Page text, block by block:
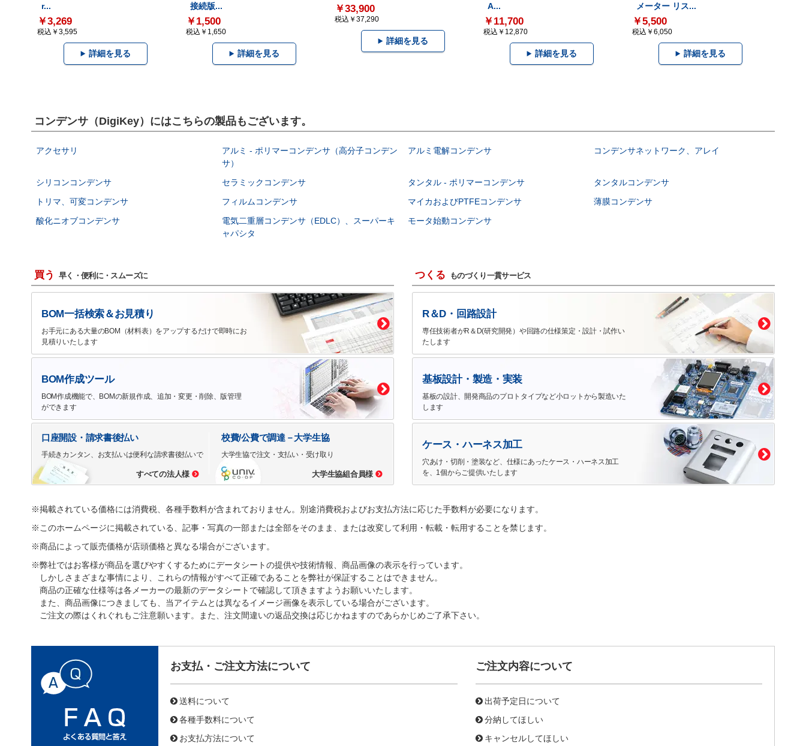
r...
￥3,269
税込￥3,595
詳細を見る
接続版...
￥1,500
税込￥1,650
詳細を見る
￥33,900
税込￥37,290
詳細を見る
A...
￥11,700
税込￥12,870
詳細を見る
メーター リス...
￥5,500
税込￥6,050
詳細を見る
コンデンサ（DigiKey）にはこちらの製品もございます。
アクセサリ
アルミ - ポリマーコンデンサ（高分子コンデン
サ）
アルミ電解コンデンサ コンデンサネットワーク、アレイ
シリコンコンデンサ セラミックコンデンサ タンタル - ポリマーコンデンサ
タンタルコンデンサ
トリマ、可変コンデンサ
フィルムコンデンサ マイカおよびPTFEコンデンサ
薄膜コンデンサ
酸化ニオブコンデンサ
電気二重層コンデンサ（EDLC）、スーパーキ
ャパシタ
モータ始動コンデンサ
買う 早く・便利に・スムーズに
BOM一括検索＆お見積り
お手元にある大量のBOM（材料表）をアップするだけで即時にお
見積りいたします
BOM作成ツール
BOM作成機能で、BOMの新規作成、追加・変更・削除、版管理
ができます
口座開設・請求書後払い
手続きカンタン、お支払いは便利な請求書後払いで
すべての法人様
校費/公費で調達－大学生協
大学生協で注文・支払い・受け取り
大学生協組合員様
つくる ものづくり一貫サービス
R＆D・回路設計
専任技術者がR＆D(研究開発）や回路の仕様策定・設計・試作い
たします
基板設計・製造・実装
基板の設計、開発商品のプロトタイプなど小ロットから製造いた
します
ケース・ハーネス加工
穴あけ・切削・塗装など、仕様にあったケース・ハーネス加工
を、1個からご提供いたします
※掲載されている価格には消費税、各種手数料が含まれておりません。別途消費税およびお支払方法に応じた手数料が必要になります。
※このホームページに掲載されている、記事・写真の一部または全部をそのまま、または改変して利用・転載・転用することを禁じます。
※商品によって販売価格が店頭価格と異なる場合がございます。
※弊社ではお客様が商品を選びやすくするためにデータシートの提供や技術情報、商品画像の表示を行っています。
しかしさまざまな事情により、これらの情報がすべて正確であることを弊社が保証することはできません。
商品の正確な仕様等は各メーカーの最新のデータシートで確認して頂きますようお願いいたします。
また、商品画像につきましても、当アイテムとは異なるイメージ画像を表示している場合がございます。
ご注文の際はくれぐれもご注意願います。また、注文間違いの返品交換は応じかねますのであらかじめご了承下さい。
お支払・ご注文方法について
送料について
各種手数料について
お支払方法について
ご注文内容について
出荷予定日について
分納してほしい
キャンセルしてほしい